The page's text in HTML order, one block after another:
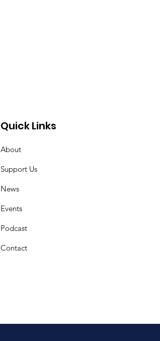
Quick Links
About
Support Us
News
Events
Podcast
Contact